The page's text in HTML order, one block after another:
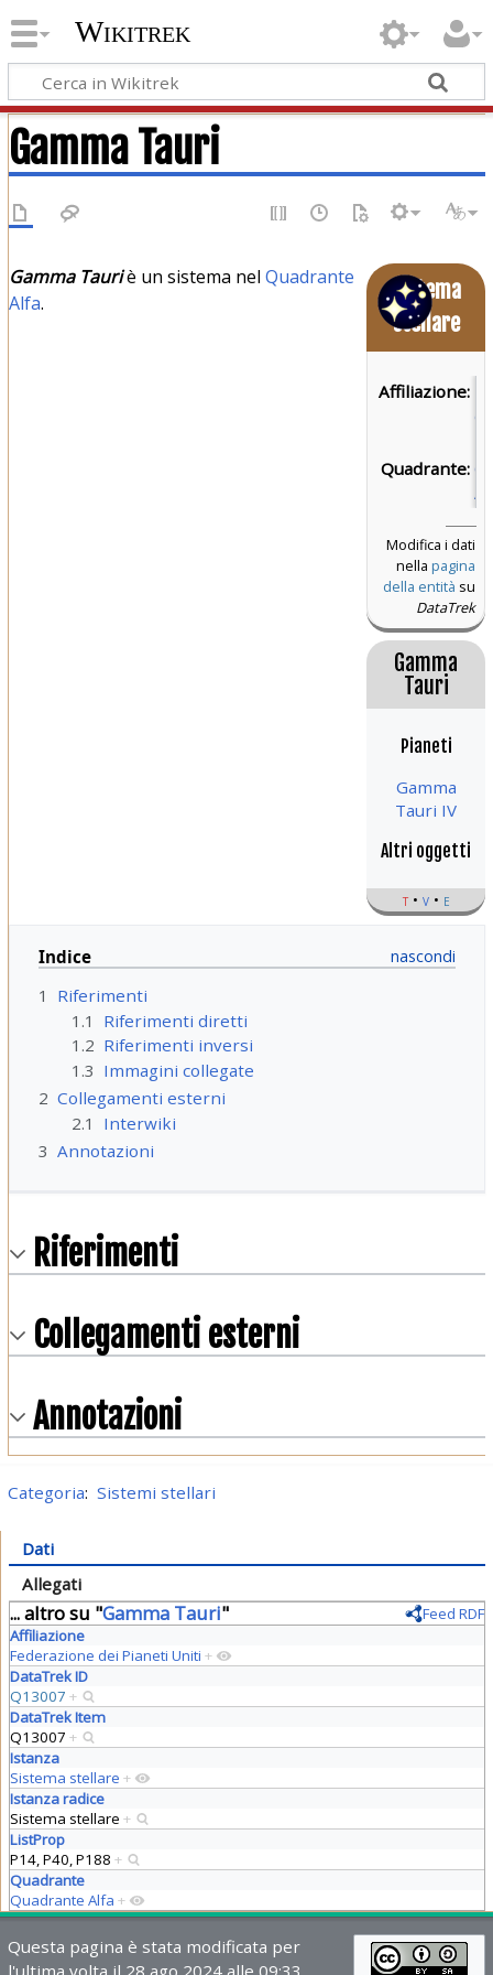
Wikitrek
Gamma Tauri
Sistema
stellare
Affiliazione:
Quadrante:
Modifica i dati
nella pagina
della entità su
DataTrek
Gamma
Tauri
Pianeti
Gamma
Tauri IV
Altri oggetti
t v e
Gamma Tauriè un sistema nel Quadrante
Alfa.
Indice
1
Riferimenti
1.1
Riferimenti diretti
1.2 Riferimenti inversi
1.3 Immagini collegate
2 Collegamenti esterni
2.1
Interwiki
3 Annotazioni
Riferimenti
Collegamenti esterni
Annotazioni
Categoria: Sistemi stellari
Dati
Allegati
... altro su "Gamma Tauri"
Feed RDF
Affiliazione
Federazione dei Pianeti Uniti +
DataTrek ID
Q13007 +
DataTrek Item
Q13007 +
Istanza
Sistema stellare +
Istanza radice
Sistema stellare +
ListProp
P14, P40, P188 +
Quadrante
Quadrante Alfa +
Questa pagina è stata modificata per